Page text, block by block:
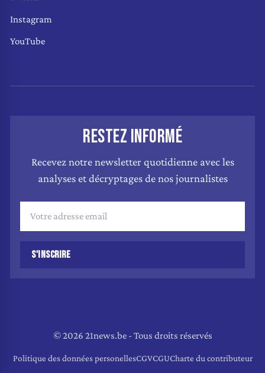
Instagram
YouTube
RESTEZ INFORMÉ
Recevez notre newsletter quotidienne avec les
analyses et décryptages de nos journalistes
S'INSCRIRE
© 2026 21news.be - Tous droits réservés
Politique des données personellesCGVCGUCharte du contributeur